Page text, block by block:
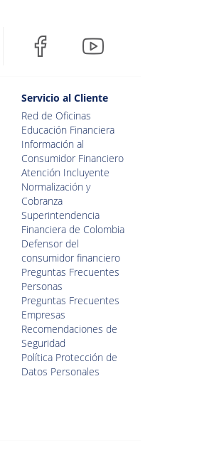
Servicio al Cliente
Red de Oficinas
Educación Financiera
Información al
Consumidor Financiero
Atención Incluyente
Normalización y
Cobranza
Superintendencia
Financiera de Colombia
Defensor del
consumidor financiero
Preguntas Frecuentes
Personas
Preguntas Frecuentes
Empresas
Recomendaciones de
Seguridad
Política Protección de
Datos Personales